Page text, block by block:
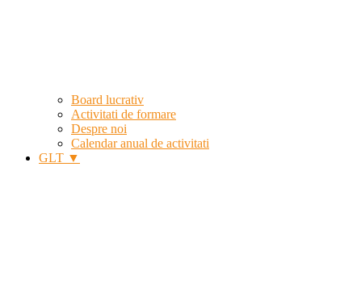
Board lucrativ
Activitati de formare
Despre noi
Calendar anual de activitati
GLT ▼